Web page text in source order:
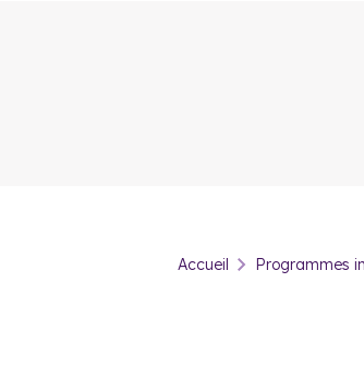
dynamique. Ainsi, investir dans
Défense et de Montparnasse est très prisée
Accueil Programmes